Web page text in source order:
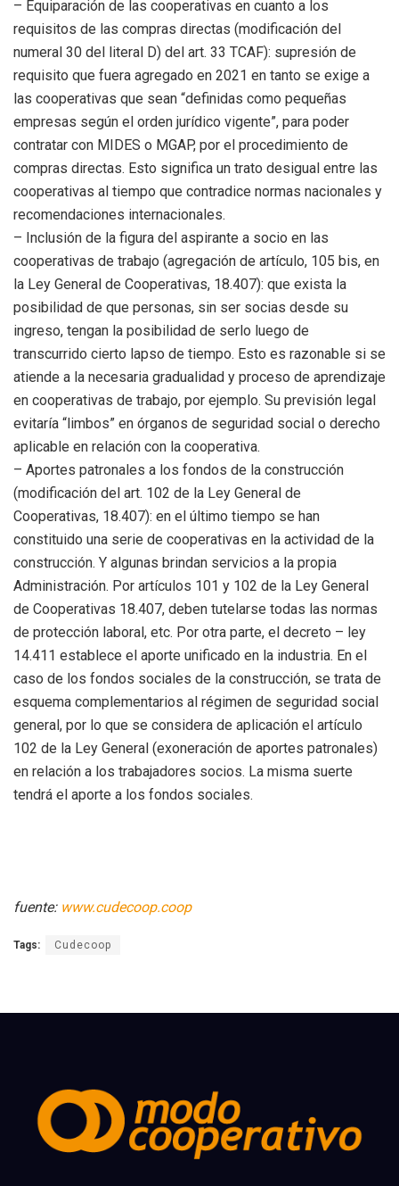
– Equiparación de las cooperativas en cuanto a los
requisitos de las compras directas (modificación del
numeral 30 del literal D) del art. 33 TCAF): supresión de
requisito que fuera agregado en 2021 en tanto se exige a
las cooperativas que sean “definidas como pequeñas
empresas según el orden jurídico vigente”, para poder
contratar con MIDES o MGAP, por el procedimiento de
compras directas. Esto significa un trato desigual entre las
cooperativas al tiempo que contradice normas nacionales y
recomendaciones internacionales.
– Inclusión de la figura del aspirante a socio en las
cooperativas de trabajo (agregación de artículo, 105 bis, en
la Ley General de Cooperativas, 18.407): que exista la
posibilidad de que personas, sin ser socias desde su
ingreso, tengan la posibilidad de serlo luego de
transcurrido cierto lapso de tiempo. Esto es razonable si se
atiende a la necesaria gradualidad y proceso de aprendizaje
en cooperativas de trabajo, por ejemplo. Su previsión legal
evitaría “limbos” en órganos de seguridad social o derecho
aplicable en relación con la cooperativa.
– Aportes patronales a los fondos de la construcción
(modificación del art. 102 de la Ley General de
Cooperativas, 18.407): en el último tiempo se han
constituido una serie de cooperativas en la actividad de la
construcción. Y algunas brindan servicios a la propia
Administración. Por artículos 101 y 102 de la Ley General
de Cooperativas 18.407, deben tutelarse todas las normas
de protección laboral, etc. Por otra parte, el decreto – ley
14.411 establece el aporte unificado en la industria. En el
caso de los fondos sociales de la construcción, se trata de
esquema complementarios al régimen de seguridad social
general, por lo que se considera de aplicación el artículo
102 de la Ley General (exoneración de aportes patronales)
en relación a los trabajadores socios. La misma suerte
tendrá el aporte a los fondos sociales.
fuente: www.cudecoop.coop
Tags: Cudecoop